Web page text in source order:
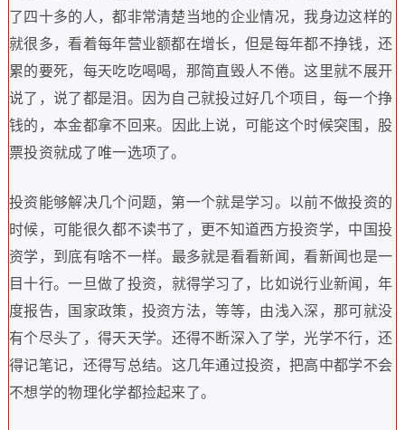
了四十多的人，都非常清楚当地的企业情况，我身边这样的
就很多，看着每年营业额都在增长，但是每年都不挣钱， 还
累的要死， 每天吃吃喝喝， 那简直毁人不倦。这里就不展开
说了 ， 说了都是泪。 因为自己就投过好几个项目 ，每一个挣
钱的， 本金都拿不回来。 因此上说， 可能这个时候突围， 股
票投资就成了唯一选项了。
投资能够解决几个问题， 第一个就是学习。 以前不做投资的
时候， 可能很久都不读书了 ， 更不知道西方投资学， 中国投
资学， 到底有啥不一样。 最多就是看看新闻，看新闻也是一
目十行。一旦做了投资， 就得学习了， 比如说行业新闻，年
度报告， 国家政策， 投资方法，等等， 由浅入深，那可就没
有个尽头了 ， 得天天学。 还得不断深入了学， 光学不行， 还
得记笔记， 还得写总结。 这几年通过投资，把高中都学不会
不想学的物理化学都捡起来了。